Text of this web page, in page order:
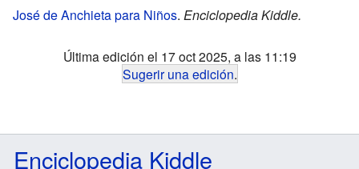
José de Anchieta para Niños. Enciclopedia Kiddle.
Última edición el 17 oct 2025, a las 11:19
Sugerir una edición.
Enciclopedia Kiddle